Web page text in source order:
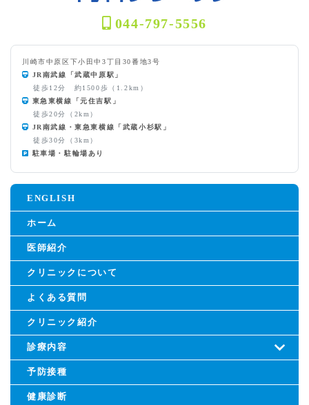
044-797-5556
川崎市中原区下小田中3丁目30番地3号
JR南武線「武蔵中原駅」
徒歩12分 約1500歩（1.2km）
東急東横線「元住吉駅」
徒歩20分（2km）
JR南武線・東急東横線「武蔵小杉駅」
徒歩30分（3km）
駐車場・駐輪場あり
ENGLISH
ホーム
医師紹介
クリニックについて
よくある質問
クリニック紹介
診療内容
予防接種
健康診断